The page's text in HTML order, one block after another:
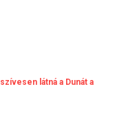
látná a Dunát a